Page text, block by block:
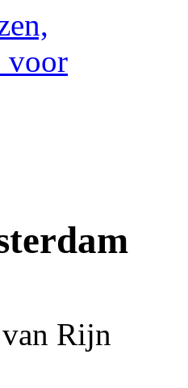
Rijn